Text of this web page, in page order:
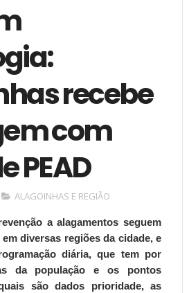
recebe
com
PEAD
ALAGOINHAS E REGIÃO
a alagamentos seguem
diversas regiões da cidade, e
diária, que tem por
da população e os pontos
são dados prioridade, as